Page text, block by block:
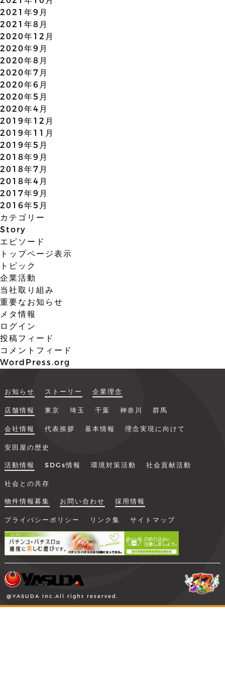
2021年9月
2021年8月
2020年12月
2020年9月
2020年8月
2020年7月
2020年6月
2020年5月
2020年4月
2019年12月
2019年11月
2019年5月
2018年9月
2018年7月
2018年4月
2017年9月
2016年5月
カテゴリー
Story
エピソード
トップページ表示
トピック
企業活動
当社取り組み
重要なお知らせ
メタ情報
ログイン
投稿フィード
コメントフィード
WordPress.org
お知らせ ストーリー 企業理念
店舗情報 東京 埼玉 千葉 神奈川 群馬
会社情報 代表挨拶 基本情報 理念実現に向けて
安田屋の歴史
活動情報 SDGs情報 環境対策活動 社会貢献活動
社会との共存
物件情報募集 お問い合わせ 採用情報
プライバシーポリシー リンク集 サイトマップ
@YASUDA Inc.All right reserved.